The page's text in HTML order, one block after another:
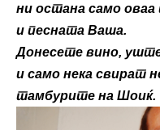
ни остана само оваа
и песната Ваша.
Донесете вино,
и само нека свират
тамбурите на Шоиќ.